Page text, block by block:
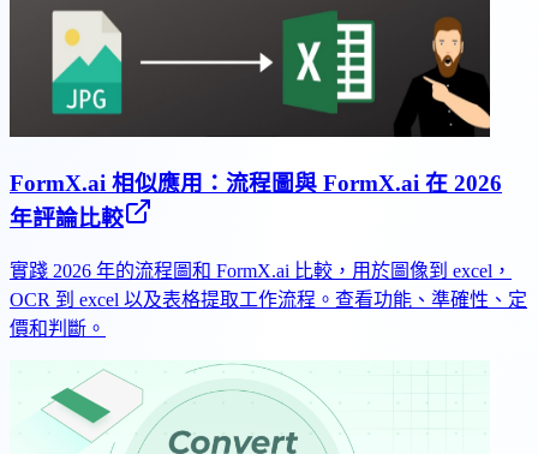
FormX.ai 相似應用：流程圖與 FormX.ai 在 2026
年評論比較
實踐 2026 年的流程圖和 FormX.ai 比較，用於圖像到 excel，
OCR 到 excel 以及表格提取工作流程。查看功能、準確性、定
價和判斷。